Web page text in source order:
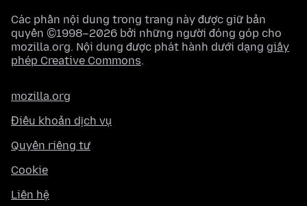
Các phần nội dung trong trang này được giữ bản
quyền ©1998–2026 bởi những người đóng góp cho
mozilla.org. Nội dung được phát hành dưới dạng giấy
phép Creative Commons.
mozilla.org
Điều khoản dịch vụ
Quyền riêng tư
Cookie
Liên hệ